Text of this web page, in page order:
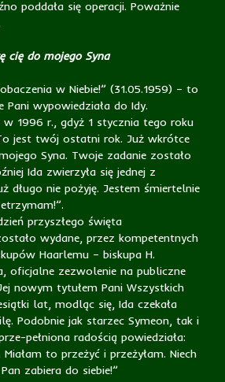
poddała się operacji. Poważnie
cię do mojego Syna
w Niebie!” (31.05.1959) – to
Pani wypowiedziała do Idy.
w 1996 r., gdyż 1 stycznia tego roku
jest twój ostatni rok. Już wkrótce
Syna. Twoje zadanie zostało
Ida zwierzyła się jednej z
długo nie pożyję. Jestem śmiertelnie
przyszłego święta
wydane, przez kompetentnych
Haarlemu – biskupa H.
oficjalne zezwolenie na publiczne
nowym tytułem Pani Wszystkich
lat, modląc się, Ida czekała
Podobnie jak starzec Symeon, tak i
pełniona radością powiedziała:
Miałam to przeżyć i przeżyłam. Niech
zabiera do siebie!”